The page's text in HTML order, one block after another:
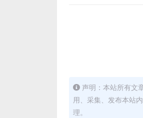
声明：本站所有文
用、采集、发布本站
理。